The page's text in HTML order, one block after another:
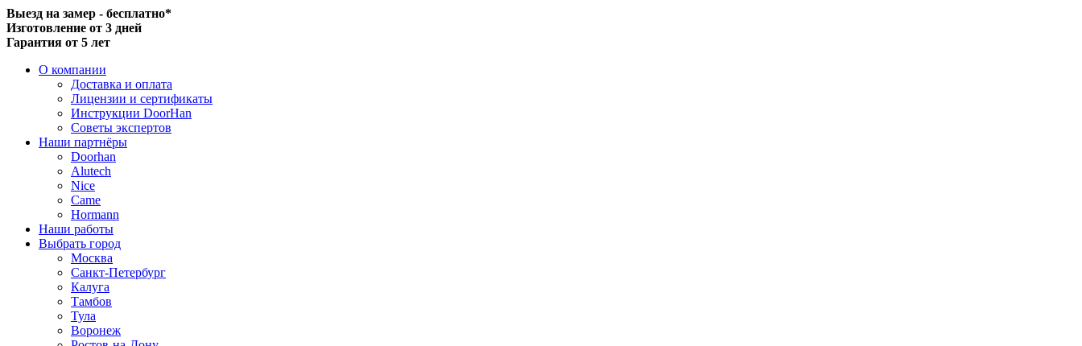
Выезд на замер - бесплатно*
Изготовление от 3 дней
Гарантия от 5 лет
О компании
Доставка и оплата
Лицензии и сертификаты
Инструкции DoorHan
Советы экспертов
Наши партнёры
Doorhan
Alutech
Nice
Came
Hormann
Наши работы
Выбрать город
Москва
Санкт-Петербург
Калуга
Тамбов
Тула
Воронеж